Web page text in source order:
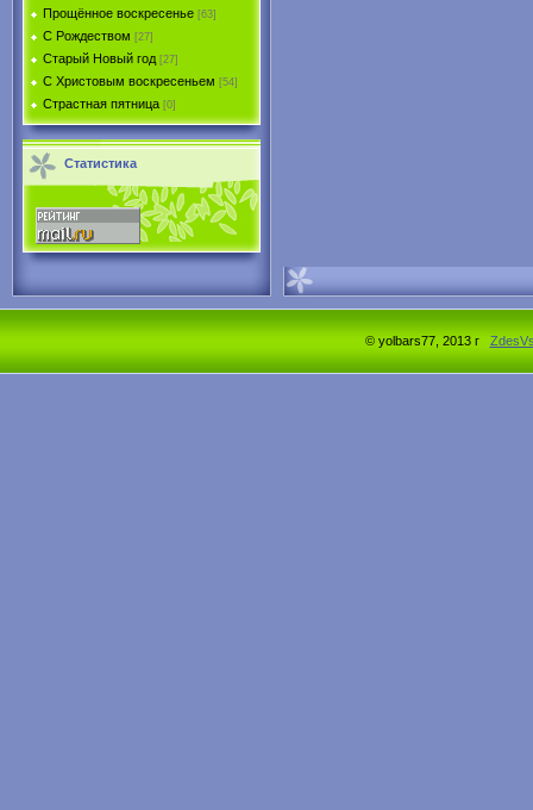
Прощённое воскресенье [63]
С Рождеством [27]
Старый Новый год [27]
С Христовым воскресеньем [54]
Страстная пятница [0]
Статистика
© yolbars77, 2013 г